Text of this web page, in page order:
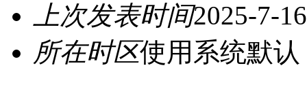
上次发表时间2025-7-
所在时区使用系统默认